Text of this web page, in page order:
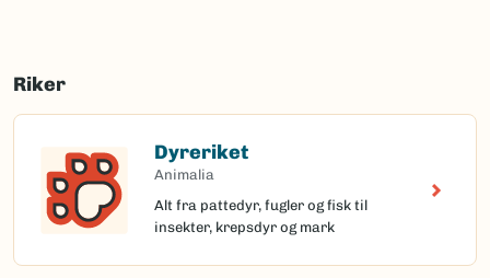
Riker
Dyreriket
Animalia
Alt fra pattedyr, fugler og fisk til
insekter, krepsdyr og mark